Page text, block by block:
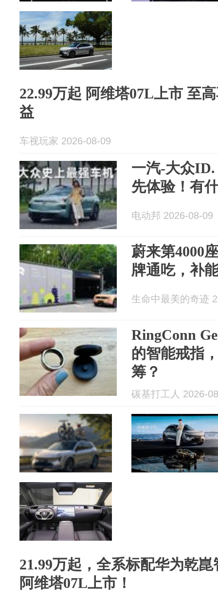
22.99万起 阿维塔07L上市 至
益
车视玩家 2026-08-09
一汽-大众
先体验！有
电动邦 2026-08-09
蔚来第4000
牌通吃，补
生命中最美的奇迹
RingConn
的智能戒指
筹？
碳基打工人 2026-
21.99万起，全系标配华为乾
阿维塔07L上市！